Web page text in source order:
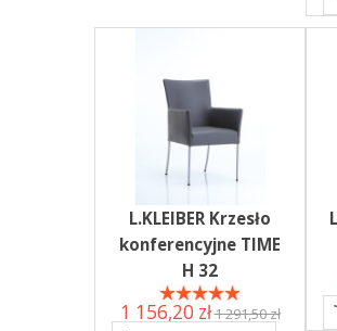
L.KLEIBER Krzesło
konferencyjne TIME
H 32
1 156,20 zł1 291,50 zł